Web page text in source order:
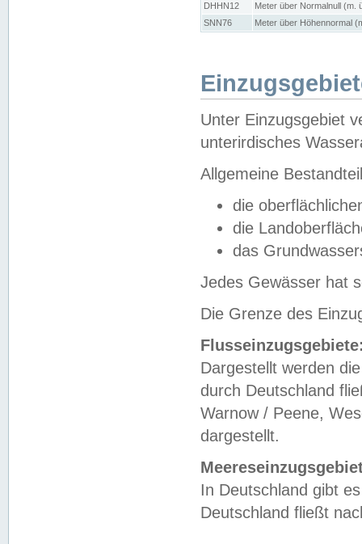
DHHN12
Meter über Normalnull (m.
SNN76
Meter über Höhennormal
Unter Einzugsgebiet
unterirdisches
Allgemeine
die
die
das
Jedes Gewässer hat
Die Grenze des
Dargestellt werden
durch Deutschland
Warnow / Peene,
dargestellt.
In Deutschland gibt
Deutschland fließt